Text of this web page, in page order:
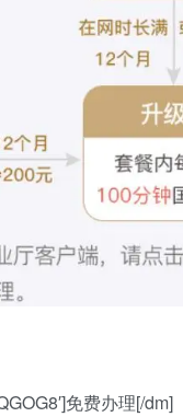
免费办理[/dm]